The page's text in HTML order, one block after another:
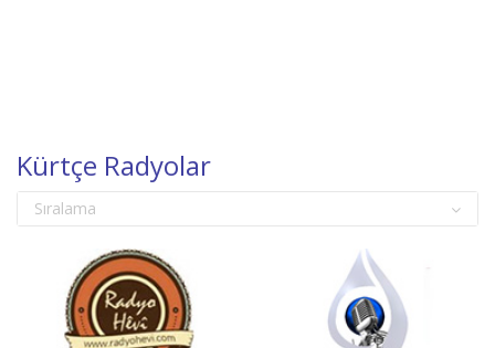
Kürtçe Radyolar
Sıralama